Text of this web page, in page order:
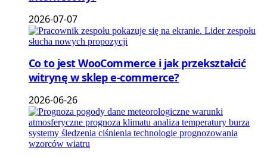
2026-07-07
Co to jest WooCommerce i jak przekształcić
witrynę w sklep e-commerce?
2026-06-26